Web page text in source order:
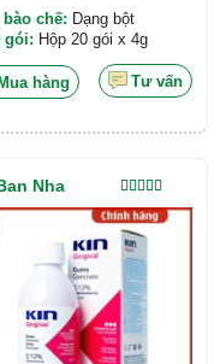
bào chế: Dạng bột
gói: Hộp 20 gói x 4g
Mua hàng Tư vấn
Được xếp
hạng5.00
sao
Nha